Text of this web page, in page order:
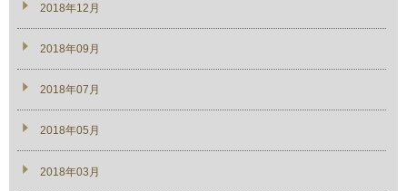
2018年12月
2018年09月
2018年07月
2018年05月
2018年03月